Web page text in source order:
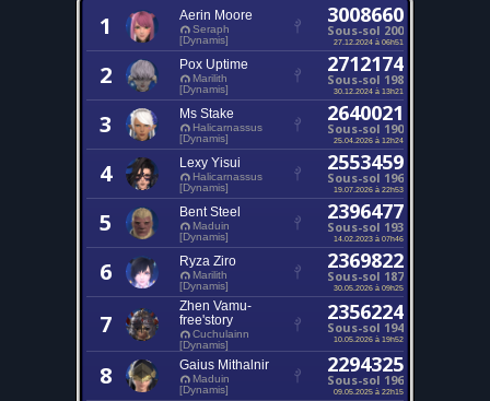
1 Aerin Moore
Seraph
[Dynamis]
3008660
Sous-sol 200
27.12.2024 à 06h51
2 Pox Uptime
Marilith
[Dynamis]
2712174
Sous-sol 198
30.12.2024 à 13h21
3 Ms Stake
Halicarnassus
[Dynamis]
2640021
Sous-sol 190
25.04.2026 à 12h24
4 Lexy Yisui
Halicarnassus
[Dynamis]
2553459
Sous-sol 196
19.07.2026 à 22h53
5 Bent Steel
Maduin
[Dynamis]
2396477
Sous-sol 193
14.02.2023 à 07h46
6 Ryza Ziro
Marilith
[Dynamis]
2369822
Sous-sol 187
30.05.2026 à 09h25
7
Zhen Vamu-
free'story
Cuchulainn
[Dynamis]
2356224
Sous-sol 194
10.05.2026 à 19h52
8 Gaius Mithalnir
Maduin
[Dynamis]
2294325
Sous-sol 196
09.05.2025 à 22h15